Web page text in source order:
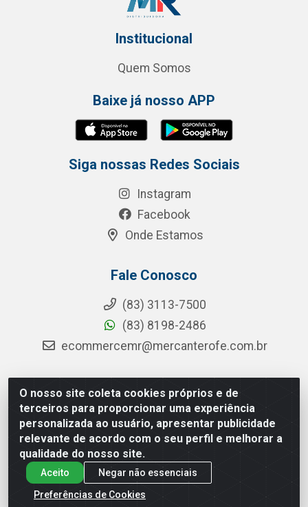
O nosso site coleta cookies próprios e de
terceiros para proporcionar uma experiência
personalizada ao usuário, apresentar publicidade
relevante de acordo com o seu perfil e melhorar a
qualidade do nosso site.
Aceito
Negar não essenciais
Preferências de Cookies
Institucional
Quem Somos
Baixe já nosso APP
Siga nossas Redes Sociais
Instagram
Facebook
Onde Estamos
Fale Conosco
(83) 3113-7500
(83) 8198-2486
ecommercemr@mercanterofe.com.br
MR Distribuidora - Rua Hortêncio Ribeiro de Luna, 3777 -
Distrito Industrial, João Pessoa/PB - CEP 58081-400 -
CNPJ 35.428.312/0001-85